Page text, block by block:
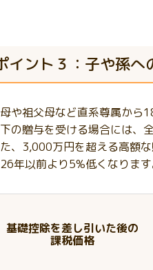
イント３：子や孫へ
や祖父母など直系尊属から
の贈与を受ける場合には、
、3,000万円を超える高額
年以前より5%低くなります
基礎控除を差し引いた後の
課税価格